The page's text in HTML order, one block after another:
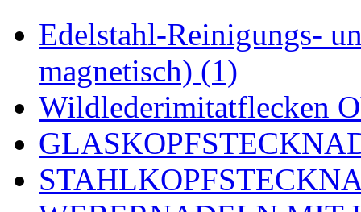
Edelstahl-Reinigungs-
magnetisch) (1)
Wildlederimitatflecken